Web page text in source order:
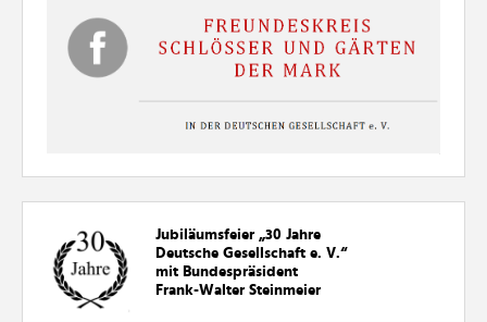
Jubiläumsfeier „30 Jahre
Deutsche Gesellschaft e. V.“
mit Bundespräsident
Frank-Walter Steinmeier